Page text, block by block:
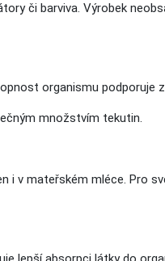
či barviva. Výrobek
organismu podporuje
množstvím tekutin.
i v mateřském mléce. Pro